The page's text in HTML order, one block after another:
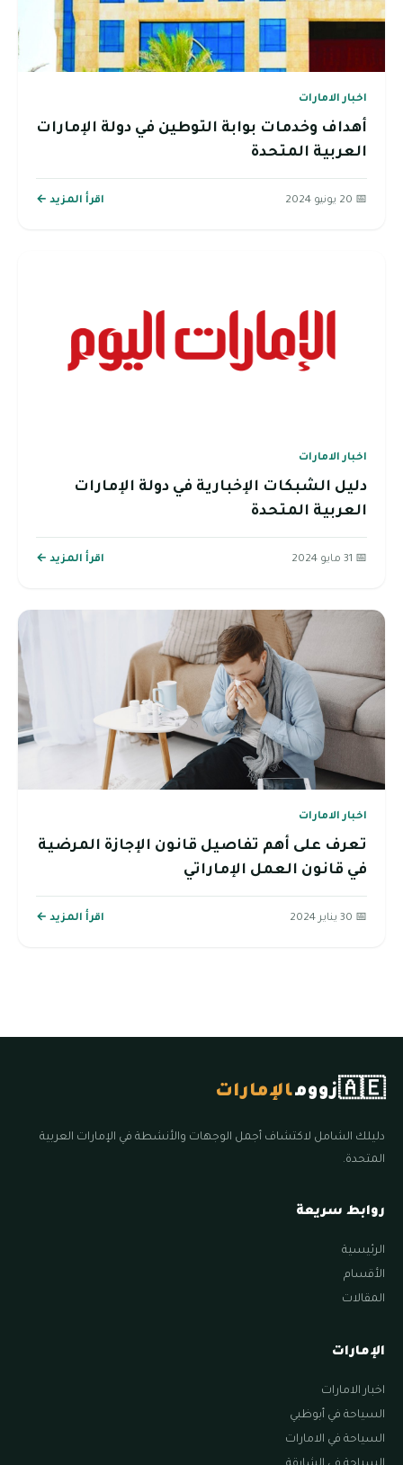
اخبار الامارات
أهداف وخدمات بوابة التوطين في دولة الإمارات
العربية المتحدة
📅 20 يونيو 2024 اقرأ المزيد ←
اخبار الامارات
دليل الشبكات الإخبارية في دولة الإمارات
العربية المتحدة
📅 31 مايو 2024 اقرأ المزيد ←
اخبار الامارات
تعرف على أهم تفاصيل قانون الإجازة المرضية
في قانون العمل الإماراتي
📅 30 يناير 2024 اقرأ المزيد ←
🇦🇪زوومالإمارات
دليلك الشامل لاكتشاف أجمل الوجهات والأنشطة في الإمارات العربية
المتحدة.
روابط سريعة
الرئيسية
الأقسام
المقالات
الإمارات
اخبار الامارات
السياحة في أبوظبي
السياحة في الامارات